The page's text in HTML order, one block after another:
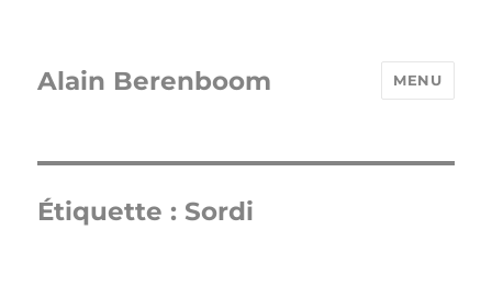
Alain Berenboom MENU
Étiquette : Sordi